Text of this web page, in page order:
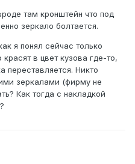
там кронштейн что под
зеркало болтается.
я понял сейчас только
в цвет кузова где-то,
переставляется. Никто
зеркалами (фирму не
Как тогда с накладкой